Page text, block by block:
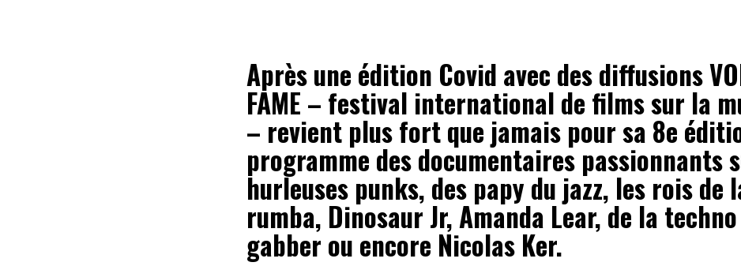
Après une édition Covid avec des diffusions
FAME – festival international de films sur la
– revient plus fort que jamais pour sa 8e
programme des documentaires passionnants
hurleuses punks, des papy du jazz, les rois de
rumba, Dinosaur Jr, Amanda Lear, de la techno
gabber ou encore Nicolas Ker.